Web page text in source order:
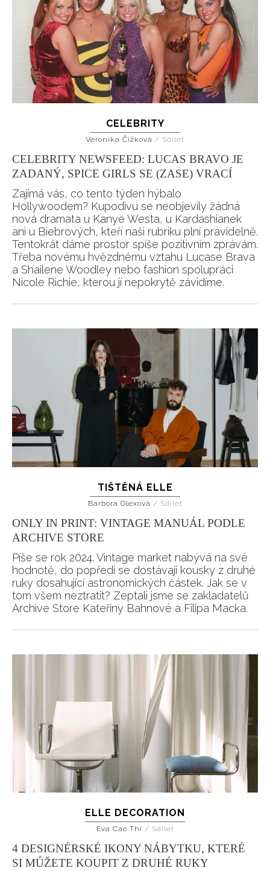
INFORMACE
CELEBRITY
Veronika Čížková / Sdílet
CELEBRITY NEWSFEED: LUCAS BRAVO JE
ZADANÝ, SPICE GIRLS SE (ZASE) VRACÍ
Zajímá vás, co tento týden hýbalo
Hollywoodem? Kupodivu se neobjevily žádná
nová dramata u Kanye Westa, u Kardashianek
ani u Biebrových, kteří naši rubriku plní pravidelně.
Tentokrát dáme prostor spíše pozitivním zprávám.
Třeba novému hvězdnému vztahu Lucase Brava
a Shailene Woodley nebo fashion spolupráci
Nicole Richie, kterou jí nepokrytě závidíme.
TIŠTĚNÁ ELLE
Barbora Olexová / Sdílet
ONLY IN PRINT: VINTAGE MANUÁL PODLE
ARCHIVE STORE
Píše se rok 2024. Vintage market nabývá na své
hodnotě, do popředí se dostávají kousky z druhé
ruky dosahující astronomických částek. Jak se v
tom všem neztratit? Zeptali jsme se zakladatelů
Archive Store Kateřiny Bahnové a Filipa Macka.
ELLE DECORATION
Eva Cao Thi / Sdílet
4 DESIGNÉRSKÉ IKONY NÁBYTKU, KTERÉ
SI MŮŽETE KOUPIT Z DRUHÉ RUKY